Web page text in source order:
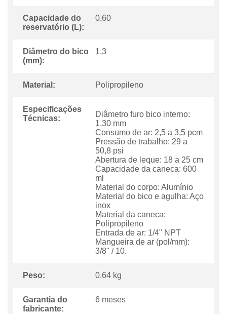
Capacidade do
reservatório (L):
0,60
Diâmetro do bico
(mm):
1,3
Material: Polipropileno
Especificações
Técnicas:
Diâmetro furo bico interno:
1,30 mm
Consumo de ar: 2,5 a 3,5 pcm
Pressão de trabalho: 29 a
50,8 psi
Abertura de leque: 18 a 25 cm
Capacidade da caneca: 600
ml
Material do corpo: Alumínio
Material do bico e agulha: Aço
inox
Material da caneca:
Polipropileno
Entrada de ar: 1/4" NPT
Mangueira de ar (pol/mm):
3/8" / 10.
Peso: 0.64 kg
Garantia do
fabricante:
6 meses